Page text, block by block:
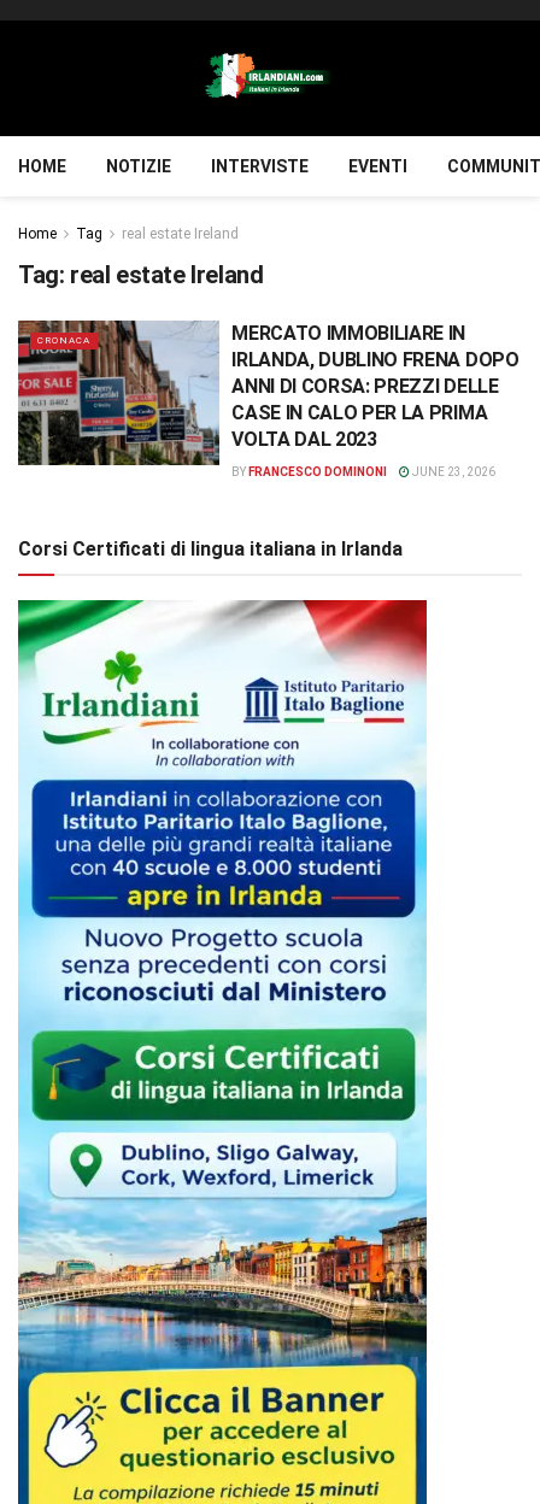
HOME NOTIZIE INTERVISTE EVENTI
Home Tag real estate Ireland
Tag: real estate Ireland
CRONACA
MERCATO IMMOBILIARE IN
IRLANDA, DUBLINO FRENA DOPO
ANNI DI CORSA: PREZZI DELLE
CASE IN CALO PER LA PRIMA
VOLTA DAL 2023
BY FRANCESCO DOMINONI JUNE 23, 2026
Corsi Certificati di lingua italiana in Irlanda